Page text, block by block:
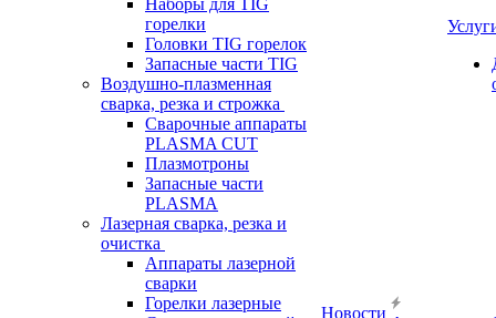
Наборы для TIG
горелки
Головки TIG горелок
Запасные части TIG
Воздушно-плазменная
сварка, резка и строжка
Сварочные аппараты
PLASMA CUT
Плазмотроны
Запасные части
PLASMA
Лазерная сварка, резка и
очистка
Аппараты лазерной
сварки
Горелки лазерные
Новости